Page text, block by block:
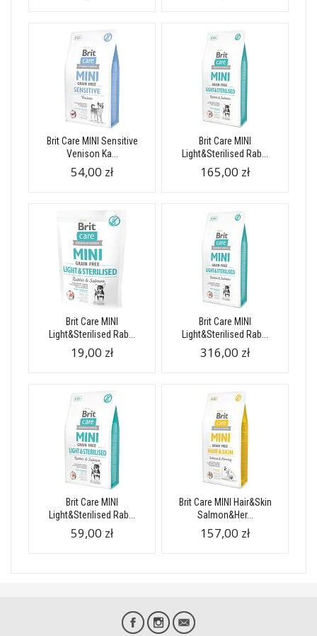
Brit Care MINI Sensitive
Venison Ka...
54,00 zł
Brit Care MINI
Light&Sterilised Rab...
165,00 zł
Brit Care MINI
Light&Sterilised Rab...
19,00 zł
Brit Care MINI
Light&Sterilised Rab...
316,00 zł
Brit Care MINI
Light&Sterilised Rab...
59,00 zł
Brit Care MINI Hair&Skin
Salmon&Her...
157,00 zł